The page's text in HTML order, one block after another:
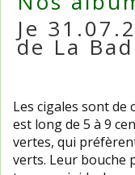
Je
de La
Les cigales sont
est long de 5 à 9
vertes, qui
verts. Leur bouche